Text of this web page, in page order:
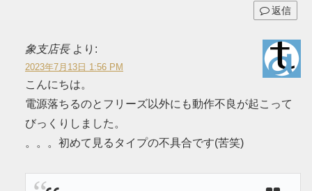
返信
象支店長 より:
2023年7月13日 1:56 PM
こんにちは。
電源落ちるのとフリーズ以外にも動作不良が起こって
びっくりしました。
。。。初めて見るタイプの不具合です(苦笑)